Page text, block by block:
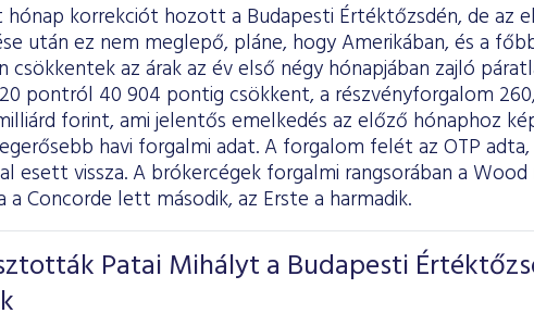
korrekciót hozott a Budapesti Értéktőzsdén, de az
után ez nem meglepő, pláne, hogy Amerikában, és a
csökkentek az árak az év első négy hónapjában zajló
pontról 40 904 pontig csökkent, a részvényforgalom
forint, ami jelentős emelkedés az előző hónaphoz
havi forgalmi adat. A forgalom felét az OTP adta,
esett vissza. A brókercégek forgalmi rangsorában a
a Concorde lett második, az Erste a harmadik.
Patai Mihályt a Budapesti